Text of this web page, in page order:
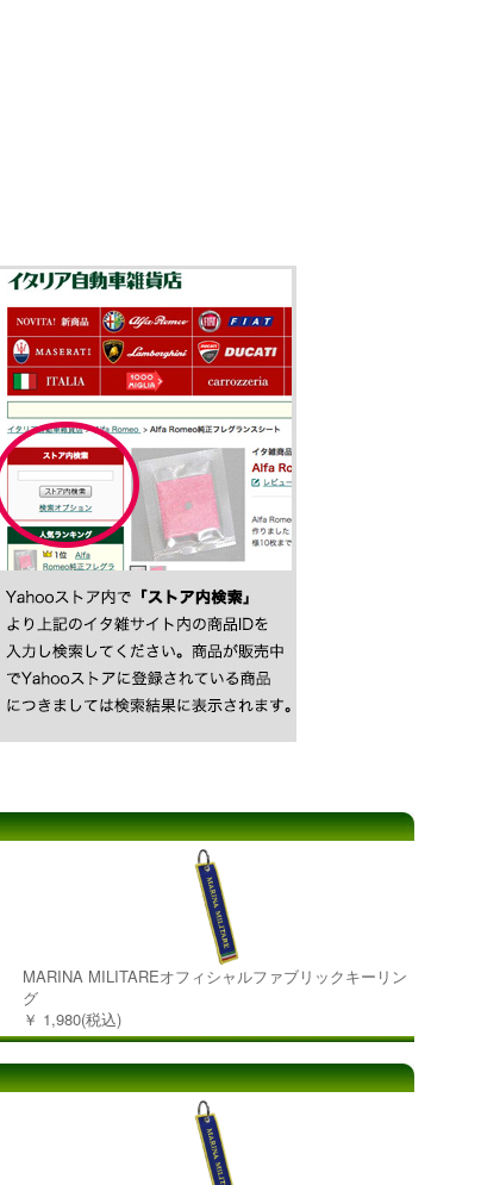
MARINA MILITAREオフィシャルファブリックキーリン
グ
￥ 1,980(税込)